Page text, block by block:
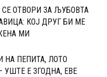
ОТВОРИ ЗА ЉУБОВТА
КОЈ ДРУГ БИ МЕ
МИ
НА ПЕПИТА, ЛОТО
УШТЕ Е ЗГОДНА, ЕВЕ